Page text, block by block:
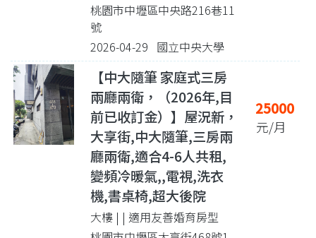
桃園市中壢區中央路216巷11
號
2026-04-29 國立中央大學
【中大隨筆 家庭式三房
兩廳兩衛，（2026年,目
前已收訂金）】屋況新，
大享街,中大隨筆,三房兩
廳兩衛,適合4-6人共租,
變頻冷暖氣,,電視,洗衣
機,書桌椅,超大後院
大樓 | | 適用友善婚育房型
25000
元/月